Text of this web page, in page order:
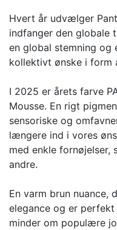
Hvert år udvælger
indfanger den globale
en global stemning og
kollektivt ønske i form
I 2025 er årets farve
Mousse. En rigt
sensoriske og
længere ind i vores
med enkle
andre.
En varm brun nuance,
elegance og er
minder om populære